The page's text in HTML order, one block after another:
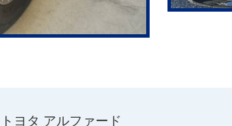
トヨタ アルファード